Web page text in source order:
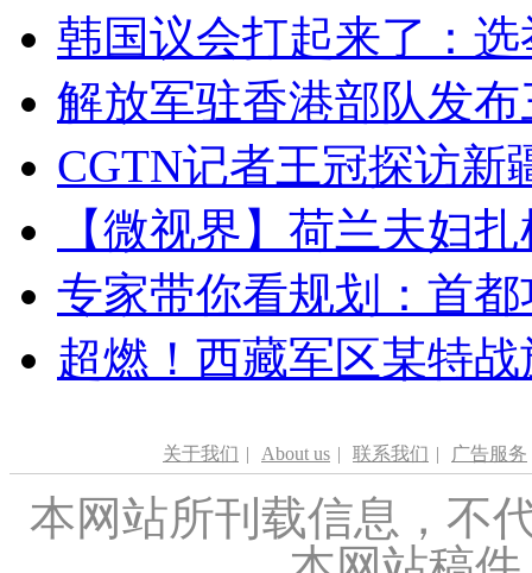
韩国议会打起来了：
解放军驻香港部队发
CGTN记者王冠探访新
【微视界】荷兰夫妇
专家带你看规划：首
超燃！西藏军区某特
关于我们 | About us | 联系我们 | 广告服务
本网站所刊载信息，不